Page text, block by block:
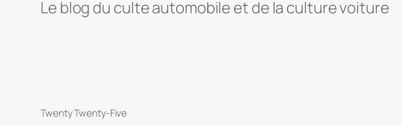
Le blog du culte automobile et de la culture voiture
Twenty Twenty-Five